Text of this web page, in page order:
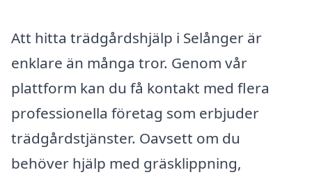
Att hitta trädgårdshjälp i Selånger är
enklare än många tror. Genom vår
plattform kan du få kontakt med flera
professionella företag som erbjuder
trädgårdstjänster. Oavsett om du
behöver hjälp med gräsklippning,